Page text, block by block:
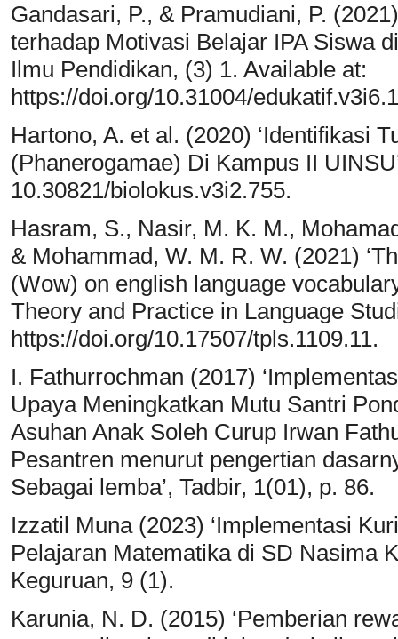
Gandasari, P., & Pramudiani, P.
terhadap Motivasi Belajar IPA Siswa
Ilmu Pendidikan, (3) 1. Available at:
https://doi.org/10.31004/
Hartono, A. et al. (2020) ‘Identifikasi
(Phanerogamae) Di Kampus II
10.30821/biolokus.v3i2.755.
Hasram, S., Nasir, M. K. M.,
& Mohammad, W. M. R. W. (2021)
(Wow) on english language
Theory and Practice in Language
https://doi.org/10.17507/tpls.1109.11.
I. Fathurrochman (2017)
Upaya Meningkatkan Mutu Santri
Asuhan Anak Soleh Curup Irwan
Pesantren menurut pengertian
Sebagai lemba’, Tadbir, 1(01), p. 86.
Izzatil Muna (2023) ‘Implementasi
Pelajaran Matematika di SD Nasima
Keguruan, 9 (1).
Karunia, N. D. (2015) ‘Pemberian